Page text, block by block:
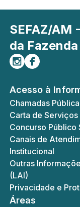
SEFAZ/AM
da
Siga-nos no
Curta-nos no
Acesso à
Chamadas
Carta de Serviços
Concurso Público
Canais de
Institucional
Outras
(LAI)
Privacidade e
Áreas